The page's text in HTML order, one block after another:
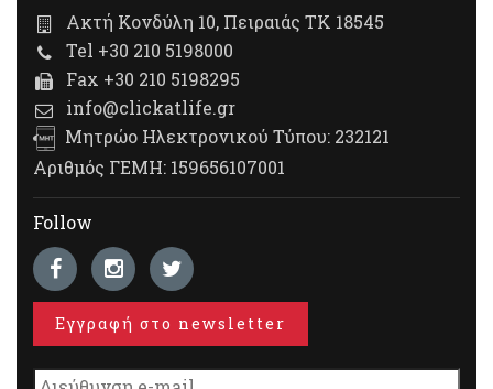
Ακτή Κονδύλη 10, Πειραιάς ΤΚ 18545
Tel +30 210 5198000
Fax +30 210 5198295
info@clickatlife.gr
Μητρώο Ηλεκτρονικού Τύπου: 232121
Αριθμός ΓΕΜΗ: 159656107001
Follow
Εγγραφή στο newsletter